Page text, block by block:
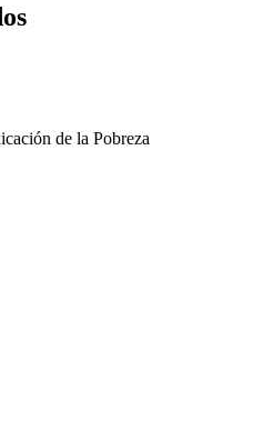
de la Pobreza